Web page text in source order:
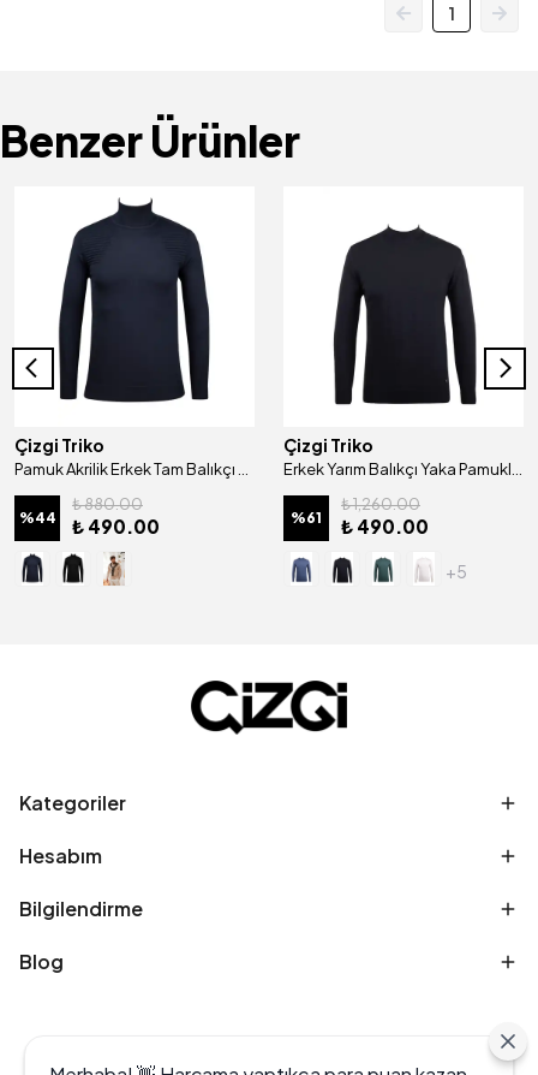
1
Benzer Ürünler
Çizgi Triko
Pamuk Akrilik Erkek Tam Balıkçı Triko Kazak Desenli Kol ve Bel Lastikli Regular Kalıp - 5020E
%44
₺ 880.00
₺ 490.00
Çizgi Triko
Erkek Yarım Balıkçı Yaka Pamuklu Triko Kazak Desenli Kol Ve Bel Lastikli - 4454B
%61
₺ 1,260.00
₺ 490.00
+5
Kategoriler
Hesabım
Bilgilendirme
Blog